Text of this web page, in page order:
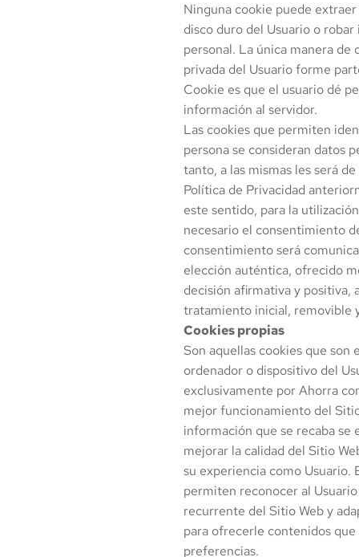
Ninguna cookie puede
disco duro del Usuario o
personal. La única manera de
privada del Usuario forme
Cookie es que el usuario dé
información al servidor.
Las cookies que permiten
persona se consideran datos
tanto, a las mismas les será
Política de Privacidad
este sentido, para la
necesario el consentimiento
consentimiento será
elección auténtica, ofrecido
decisión afirmativa y positiva,
tratamiento inicial, removible
Cookies propias
Son aquellas cookies que son
ordenador o dispositivo del
exclusivamente porAhorra
mejor funcionamiento del
información que se recaba se
mejorar la calidad del Sitio
su experiencia como Usuario.
permiten reconocer al
recurrente del Sitio Web y
para ofrecerle contenidos que
preferencias.